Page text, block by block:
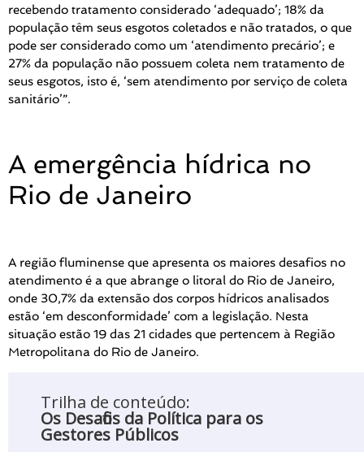
recebendo tratamento considerado ‘adequado’; 18% da
população têm seus esgotos coletados e não tratados, o que
pode ser considerado como um ‘atendimento precário’; e
27% da população não possuem coleta nem tratamento de
seus esgotos, isto é, ‘sem atendimento por serviço de coleta
sanitário’”.
A emergência hídrica no
Rio de Janeiro
A região fluminense que apresenta os maiores desafios no
atendimento é a que abrange o litoral do Rio de Janeiro,
onde 30,7% da extensão dos corpos hídricos analisados
estão ‘em desconformidade’ com a legislação. Nesta
situação estão 19 das 21 cidades que pertencem à Região
Metropolitana do Rio de Janeiro.
Trilha de conteúdo:
Os Desafios da Política para os
Gestores Públicos